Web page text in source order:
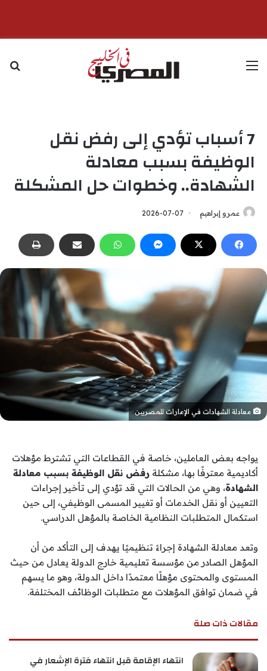
القائمة
7 أسباب تؤدي إلى رفض نقل
الوظيفة بسبب معادلة
الشهادة.. وخطوات حل المشكلة
عمرو إبراهيم 2026-07-07
معادلة الشهادات في الإمارات للمصريين
يواجه بعض العاملين، خاصة في القطاعات التي تشترط مؤهلات
أكاديمية معترفًا بها، مشكلة رفض نقل الوظيفة بسبب معادلة
الشهادة، وهي من الحالات التي قد تؤدي إلى تأخير إجراءات
التعيين أو نقل الخدمات أو تغيير المسمى الوظيفي، إلى حين
استكمال المتطلبات النظامية الخاصة بالمؤهل الدراسي.
وتعد معادلة الشهادة إجراءً تنظيميًا يهدف إلى التأكد من أن
المؤهل الصادر من مؤسسة تعليمية خارج الدولة يعادل من حيث
المستوى والمحتوى مؤهلًا معتمدًا داخل الدولة، وهو ما يسهم
في ضمان توافق المؤهلات مع متطلبات الوظائف المختلفة.
مقالات ذات صلة
انتهاء الإقامة قبل انتهاء فترة الإشعار في